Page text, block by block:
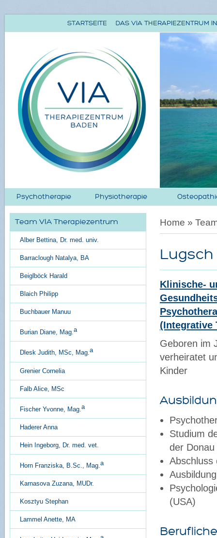
STARTSEITE DAS VIA THERAPIEZENTRUM
Psychotherapie Physiotherapie
Home »
Lugsch
Klinische-
(Integrative
Geboren im
verheiratet
Kinder
Studium
der
Abschluss
(USA)
Team VIA Therapiezentrum
Alber Bettina, Dr. med. univ.
Barraclough Natalya, BA
Beiglböck Harald
Blaich Philipp
Buchbauer Manuu
Burian Diane, Mag.a
Dlesk Judith, MSc, Mag.a
Grenier Cornelia
Falb Alice, MSc
Fischer Yvonne, Mag. a
Haderer Anna
Hein Ingeborg, Dr. med. vet.
Horn Franziska, B.Sc., Mag.a
Karnasova Zuzana, MUDr.
Kosztyu Stephan
Lammel Anette, MA